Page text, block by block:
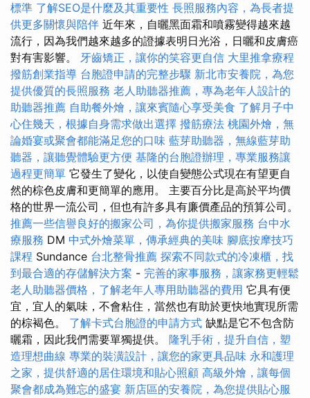
標準 了解SEO是什麼及其重要性 長照服務內容，為長者提
供更多關懷與陪伴 近年來，自曬黑面霜和噴霧變得越來越
流行，因為我們越來越多的證據表明日光浴，日曬和皮膚癌
對有害影響。 牙齒矯正，讓你的笑容更自信 大里推拿療程
撥筋創業指導 台胞證申請的完整步驟 新北市安養院，為您
提供優質的長照服務 老人助聽器推薦，專為老年人設計的
助聽器推薦 自助餐外燴，讓來賓隨心享受美食 了解月子中
心住幾天，根據自身需求做出選擇 撥筋療法 桃園外燴，無
論婚宴或聚會都能滿足您的口味 藍芽助聽器，無線藍芽助
聽器，讓聽覺體驗更方便 基隆的台胞證辦理，專業服務讓
過程更簡單 它發生了變化，以使自變態公式現在有望更自
然的棕色皮膚和更簡單的應用。 主要百分比是高於平均價
格的世界一流公司，但也有許多具有廉價產品的預算公司。
推薦一些信譽良好的搬家公司，為你提供搬家服務 台中水
療服務 DM 中式外燴菜單，傳承經典的美味 腳底按摩技巧
課程 Sundance 台北整骨推薦 探索不同款式的冷凍櫃，找
到最合適的存儲解決方案 - 完善的家事服務，讓家務更輕鬆
老人助聽器價格，了解老年人專用助聽器的費用 它具有便
宜，宜人的氣味，不會粘住，當然也有助於更快地實現所需
的棕褐色。 了解卡式台胞證的申請方式 缺點是它不包含防
曬霜，因此我們需要單獨提供。 隆乳手術，提升自信，塑
造理想曲線 專業的裝潢設計，讓您的家更具品味 永和護理
之家，提供舒適的居住環境和貼心照顧 高級外燴，讓每個
聚會都成為難忘的盛宴 新店區的安養院，為您提供貼心服